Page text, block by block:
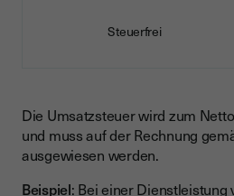
Steuerfrei
Die Umsatzsteuer wird zum
und muss auf der Rechnung
ausgewiesen werden.
Beispiel: Bei einer Dienstleistung